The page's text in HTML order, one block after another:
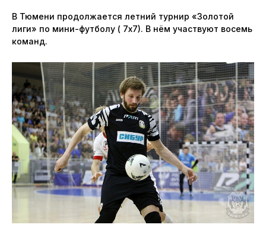
В Тюмени продолжается летний турнир «Золотой
лиги» по мини-футболу ( 7х7). В нём участвуют восемь
команд.